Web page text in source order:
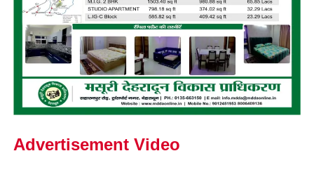
Advertisement Video